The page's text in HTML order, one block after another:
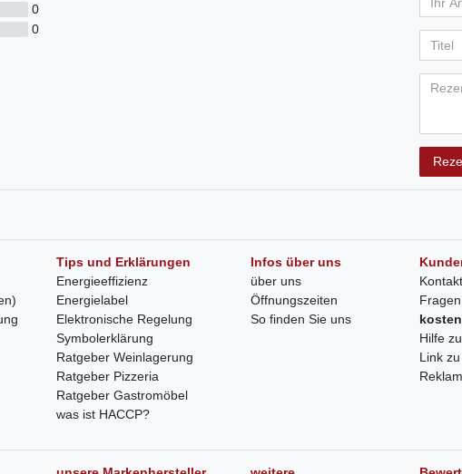
0
0
Tips und Erklärungen
Energieeffizienz
Energielabel
Elektronische Regelung
Symbolerklärung
Ratgeber Weinlagerung
Ratgeber Pizzeria
Ratgeber Gastromöbel
was ist HACCP?
Infos über uns
über uns
Öffnungszeiten
So finden Sie uns
Kontakt
Hilfe
Link